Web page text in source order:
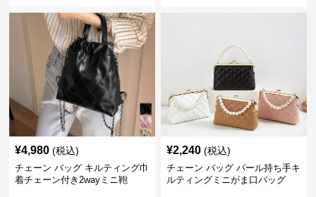
¥4,980 (税込)
チェーン バッグ キルティング巾
着チェーン付き2wayミニ鞄
¥2,240 (税込)
チェーン バッグ パール持ち手キ
ルティングミニがま口バッグ